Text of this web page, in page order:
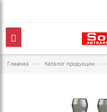
Главная —› Каталог продукции —›